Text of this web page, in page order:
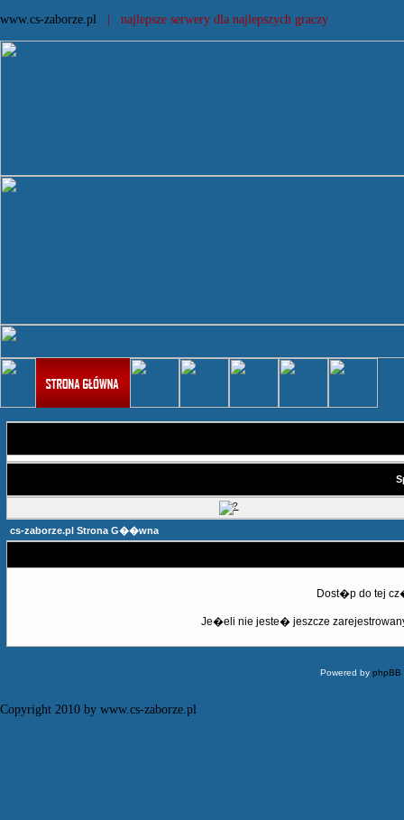
www.cs-zaborze.pl | najlepsze serwery dla najlepszych graczy
cs-zaborze.pl Strona G��wna
Dost�p do tej
Je�eli nie jeste� jeszcze
Powered byphpBB
Copyright 2010 by www.cs-zaborze.pl